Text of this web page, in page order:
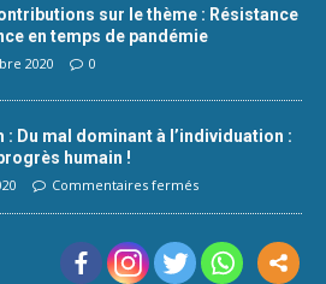
sur le thème : Résistance
en temps de pandémie
2020 0
: Du mal dominant à l’individuation :
humain !
Commentaires fermés